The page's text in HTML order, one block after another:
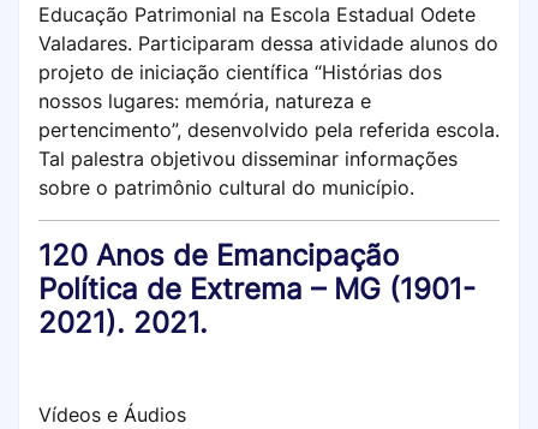
Educação Patrimonial na Escola Estadual Odete
Valadares. Participaram dessa atividade alunos do
projeto de iniciação científica “Histórias dos
nossos lugares: memória, natureza e
pertencimento”, desenvolvido pela referida escola.
Tal palestra objetivou disseminar informações
sobre o patrimônio cultural do município.
120 Anos de Emancipação
Política de Extrema – MG (1901-
2021). 2021.
Vídeos e Áudios